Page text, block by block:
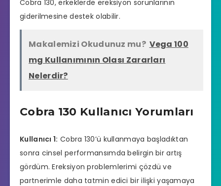
Cobra 130, erkeklerde ereksiyon sorunlarının
giderilmesine destek olabilir.
Makalemizi Okudunuz mu? Vega 100
mg Kullanımının Olası Zararları
Nelerdir?
Cobra 130 Kullanıcı Yorumları
Kullanıcı 1: Cobra 130’ü kullanmaya başladıktan
sonra cinsel performansımda belirgin bir artış
gördüm. Ereksiyon problemlerimi çözdü ve
partnerimle daha tatmin edici bir ilişki yaşamaya